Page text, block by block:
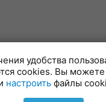
удобства
cookies. Вы можете
настроить файлы